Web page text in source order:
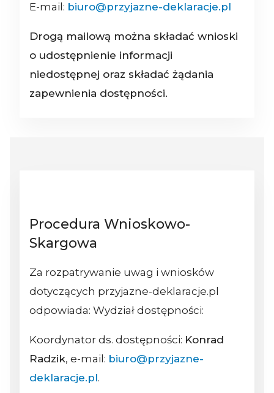
E-mail: biuro@przyjazne-deklaracje.pl
Drogą mailową można składać wnioski
o udostępnienie informacji
niedostępnej oraz składać żądania
zapewnienia dostępności.
Procedura Wnioskowo-
Skargowa
Za rozpatrywanie uwag i wniosków
dotyczących przyjazne-deklaracje.pl
odpowiada: Wydział dostępności:
Koordynator ds. dostępności: Konrad
Radzik, e-mail: biuro@przyjazne-
deklaracje.pl.